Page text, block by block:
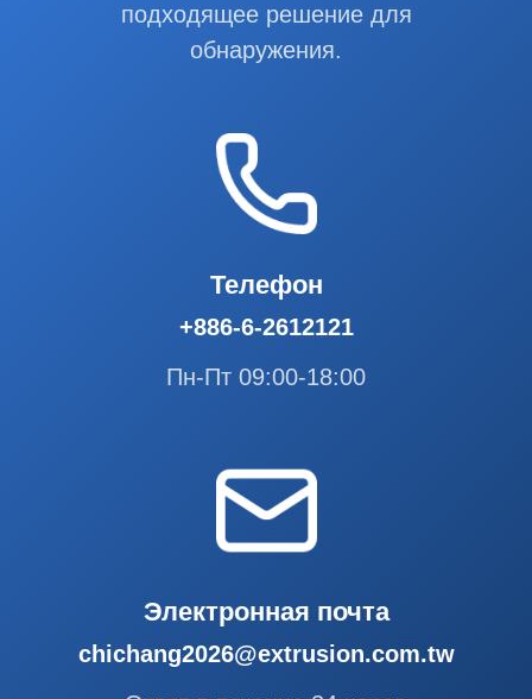
подходящее решение для
обнаружения.
Телефон
+886-6-2612121
Пн-Пт 09:00-18:00
Электронная почта
chichang2026@extrusion.com.tw